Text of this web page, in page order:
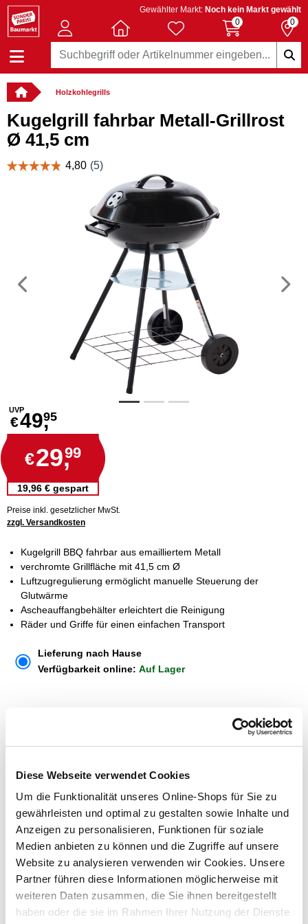
Diese Webseite verwendet Cookies
Um die Funktionalität unseres Online-Shops für Sie zu
gewährleisten und optimal zu gestalten sowie Inhalte und
Anzeigen zu personalisieren, Funktionen für soziale
Medien anbieten zu können und die Zugriffe auf unsere
Website zu analysieren verwenden wir Cookies. Unsere
Partner führen diese Informationen möglicherweise mit
weiteren Daten zusammen, die Sie ihnen bereitgestellt
haben oder die sie im Rahmen Ihrer Nutzung der Dienste
Gewählter Markt: Noch kein Markt gewählt
0
0
Holzkohlegrills
Kugelgrill fahrbar Metall-Grillrost
Ø 41,5 cm
Vorheriges
UVP
€49,95
€29,99
19,96 € gespart
Preise inkl. gesetzlicher MwSt.
zzgl. Versandkosten
Kugelgrill BBQ fahrbar aus emailliertem Metall
verchromte Grillfläche mit 41,5 cm Ø
Luftzugregulierung ermöglicht manuelle Steuerung der
Glutwärme
Ascheauffangbehälter erleichtert die Reinigung
Räder und Griffe für einen einfachen Transport
Lieferung nach Hause
Verfügbarkeit online: Auf Lager
Um Abholung im Markt nutzen zu können, wähle zunächst
Menge
In den Warenkorb
Merken
ZUBEHÖR UND PASSENDE ARTIKEL: